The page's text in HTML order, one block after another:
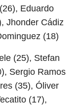
Eduardo
Jhonder Cádiz
(18)
(25), Stefan
Sergio Ramos
(35), Óliver
(17),